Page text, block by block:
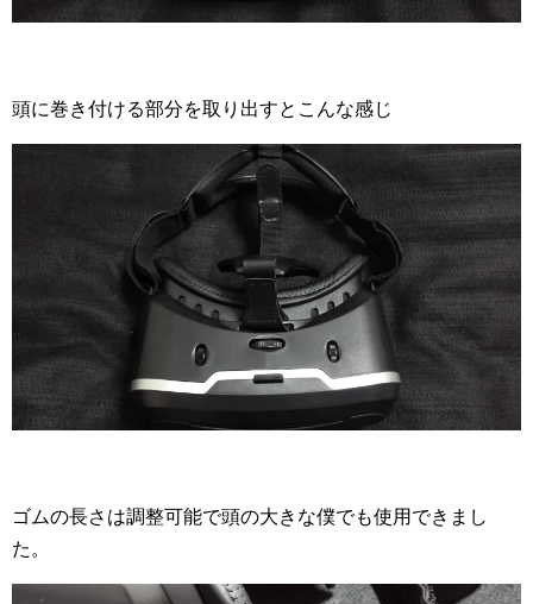
頭に巻き付ける部分を取り出すとこんな感じ
ゴムの長さは調整可能で頭の大きな僕でも使用できまし
た。